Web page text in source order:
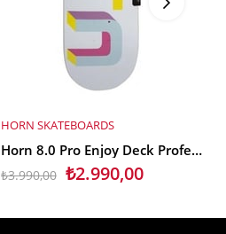
SEPETE EKLE
HORN SKATEBOARDS
Horn 8.0 Pro Enjoy Deck Profesyonel Kaykay Tahtası
₺2.990,00
₺3.990,00